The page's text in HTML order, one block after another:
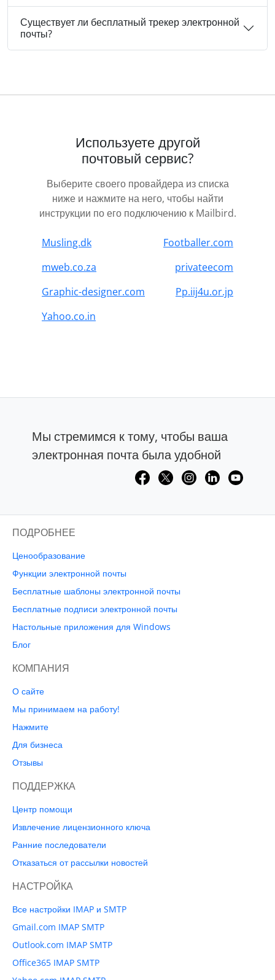
Существует ли бесплатный трекер электронной
почты?
Используете другой
почтовый сервис?
Выберите своего провайдера из списка
ниже и нажмите на него, чтобы найти
инструкции по его подключению к Mailbird.
Musling.dk
Footballer.com
mweb.co.za
privateecom
Graphic-designer.com
Pp.iij4u.or.jp
Yahoo.co.in
Мы стремимся к тому, чтобы ваша
электронная почта была удобной
ПОДРОБНЕЕ
Ценообразование
Функции электронной почты
Бесплатные шаблоны электронной почты
Бесплатные подписи электронной почты
Настольные приложения для Windows
Блог
КОМПАНИЯ
О сайте
Мы принимаем на работу!
Нажмите
Для бизнеса
Отзывы
ПОДДЕРЖКА
Центр помощи
Извлечение лицензионного ключа
Ранние последователи
Отказаться от рассылки новостей
НАСТРОЙКА
Все настройки IMAP и SMTP
Gmail.com IMAP SMTP
Outlook.com IMAP SMTP
Office365 IMAP SMTP